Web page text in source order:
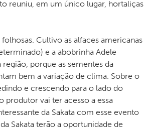
reuniu, em um único lugar, hortaliças
Cultivo as alfaces americanas
e a abobrinha Adele
porque as sementes da
bem a variação de clima. Sobre o
e crescendo para o lado do
produtor vai ter acesso a essa
da Sakata com esse evento
Sakata terão a oportunidade de